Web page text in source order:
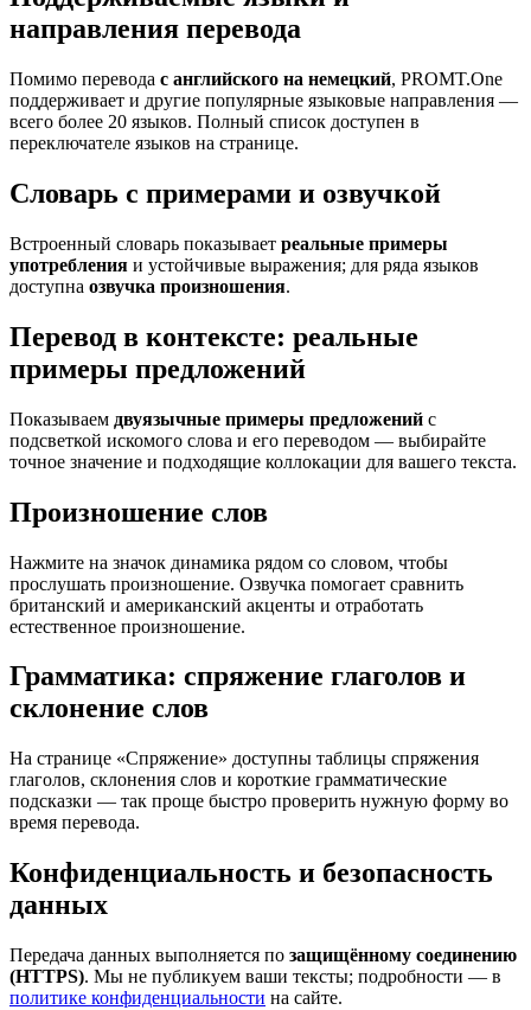
направления перевода
Помимо перевода с английского на немецкий, PROMT.One
поддерживает и другие популярные языковые направления —
всего более 20 языков. Полный список доступен в
переключателе языков на странице.
Словарь с примерами и озвучкой
Встроенный словарь показывает реальные примеры
употребления и устойчивые выражения; для ряда языков
доступна озвучка произношения.
Перевод в контексте: реальные
примеры предложений
Показываем двуязычные примеры предложений с
подсветкой искомого слова и его переводом — выбирайте
точное значение и подходящие коллокации для вашего текста.
Произношение слов
Нажмите на значок динамика рядом со словом, чтобы
прослушать произношение. Озвучка помогает сравнить
британский и американский акценты и отработать
естественное произношение.
Грамматика: спряжение глаголов и
склонение слов
На странице «Спряжение» доступны таблицы спряжения
глаголов, склонения слов и короткие грамматические
подсказки — так проще быстро проверить нужную форму во
время перевода.
Конфиденциальность и безопасность
данных
Передача данных выполняется по защищённому соединению
(HTTPS). Мы не публикуем ваши тексты; подробности — в
политике конфиденциальности на сайте.